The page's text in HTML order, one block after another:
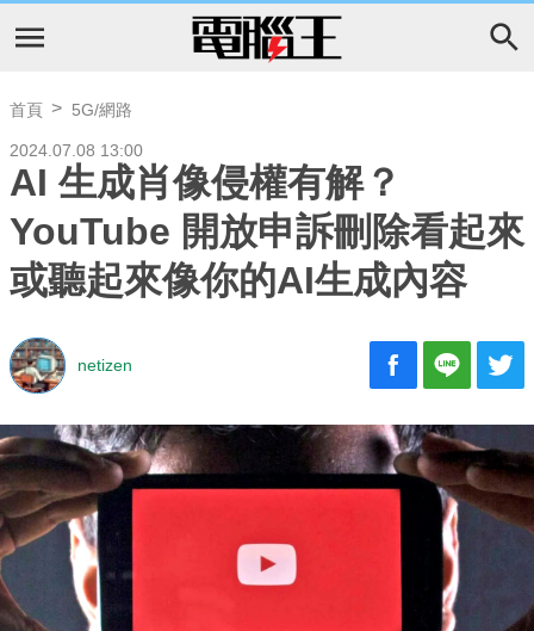
首頁 5G/網路
2024.07.08 13:00
AI 生成肖像侵權有解？
YouTube 開放申訴刪除看起來
或聽起來像你的AI生成內容
netizen